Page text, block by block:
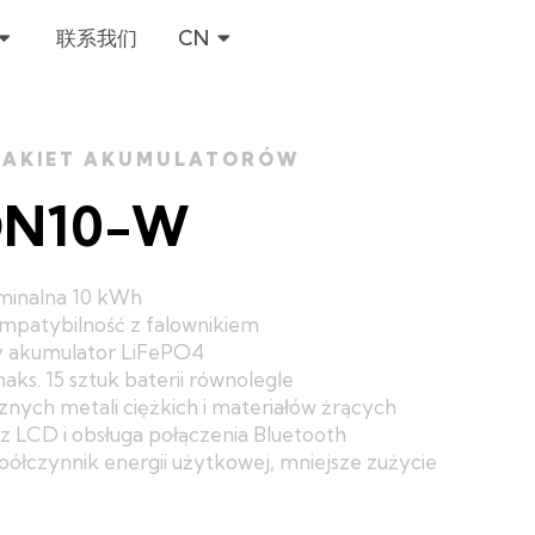
服务与支持
联系我们 CN OPEN CN
AKUMULATORÓW
W
10 kWh
z falownikiem
akumulator LiFePO4
15 sztuk baterii równolegle
metali ciężkich i materiałów żrących
LCD i obsługa połączenia Bluetooth
energii użytkowej, mniejsze zużycie